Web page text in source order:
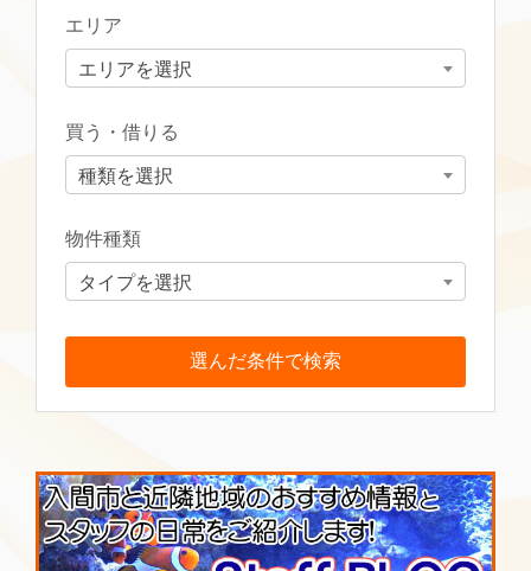
エリア
エリアを選択
買う・借りる
種類を選択
物件種類
タイプを選択